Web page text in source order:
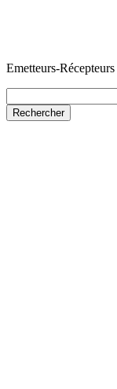
Emetteurs-Récepteurs